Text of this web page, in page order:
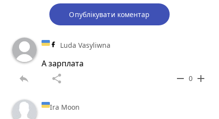
Опублікувати коментар
Luda Vasyliwna
А зарплата
reply share remove 0 add
Ira Moon